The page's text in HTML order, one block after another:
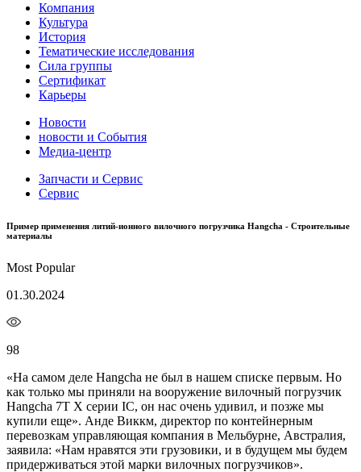
Компания
Культура
История
Тематические исследования
Сила группы
Сертификат
Карьеры
Новости
новости и События
Медиа-центр
Запчасти и Сервис
Сервис
Пример применения литий-ионного вилочного погрузчика Hangcha - Строительные
материалы
Most Popular
01.30.2024
98
«На самом деле Hangcha не был в нашем списке первым. Но
как только мы приняли на вооружение вилочный погрузчик
Hangcha 7T X серии IC, он нас очень удивил, и позже мы
купили еще». Анде Виккм, директор по контейнерным
перевозкам управляющая компания в Мельбурне, Австралия,
заявила: «Нам нравятся эти грузовики, и в будущем мы будем
придерживаться этой марки вилочных погрузчиков».